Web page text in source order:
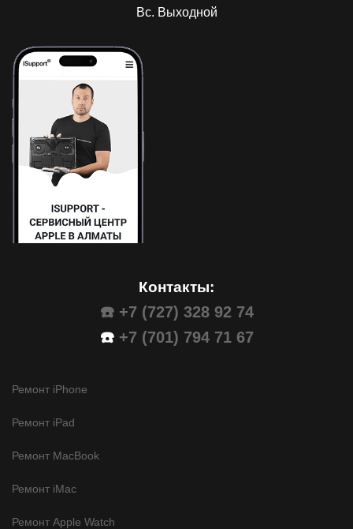
Вс. Выходной
Контакты:
☎️ +7 (727) 328 92 74
☎️ +7 (701) 794 71 67
Ремонт iPhone
Ремонт iPad
Ремонт MacBook
Ремонт iMac
Ремонт Apple Watch